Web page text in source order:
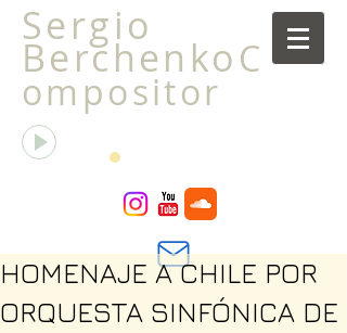
Sergio
BerchenkoC
ompositor
HOMENAJE A CHILE POR
ORQUESTA SINFÓNICA DE